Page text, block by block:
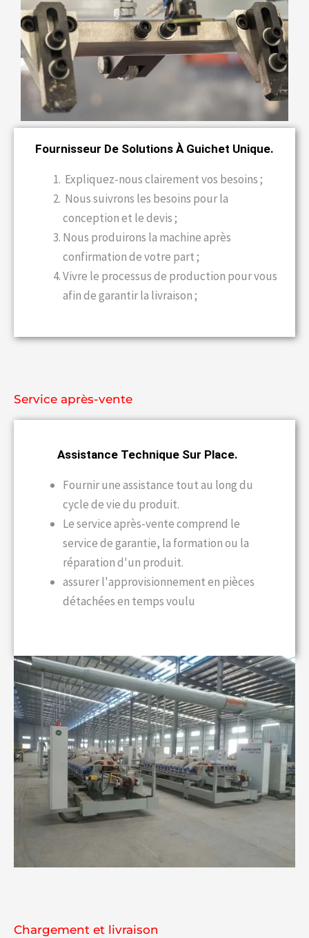
Fournisseur De Solutions À Guichet Unique.
Expliquez-nous clairement vos besoins ;
Nous suivrons les besoins pour la
conception et le devis ;
Nous produirons la machine après
confirmation de votre part ;
Vivre le processus de production pour vous
afin de garantir la livraison ;
Service après-vente
Assistance Technique Sur Place.
Fournir une assistance tout au long du
cycle de vie du produit.
Le service après-vente comprend le
service de garantie, la formation ou la
réparation d'un produit.
assurer l'approvisionnement en pièces
détachées en temps voulu
Chargement et livraison